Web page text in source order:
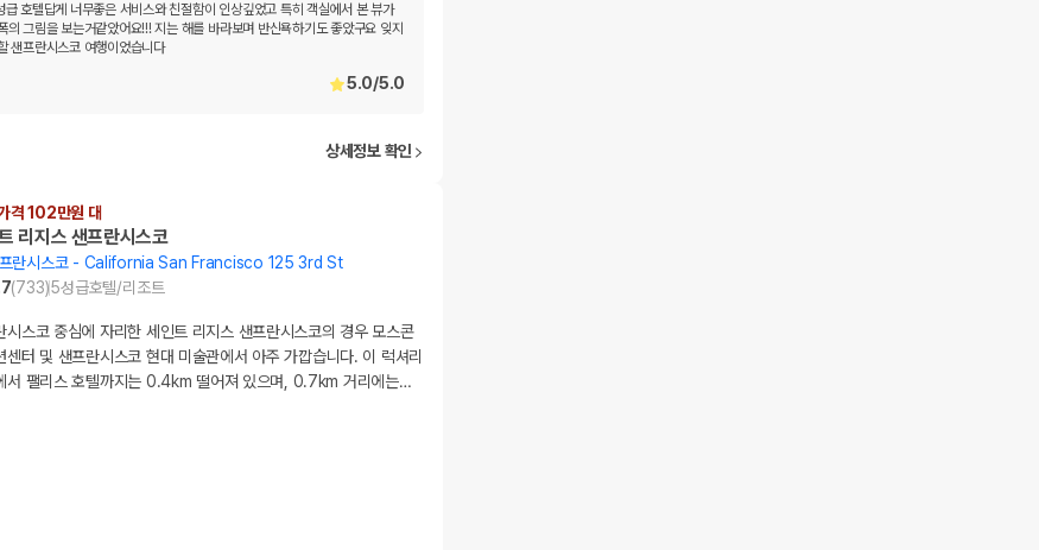
급 호텔답게 너무좋은 서비스와 친절함이 인상깊었고 특히 객실에서 본 뷰가
의 그림을 보는거같았어요!!! 지는 해를 바라보며 반신욕하기도 좋았구요 잊지
샌프란시스코 여행이었습니다
5.0/5.0
상세정보 확인
격 102만원 대
리지스 샌프란시스코
란시스코- California San Francisco 125 3rd St
(733)5성급호텔/리조트
시스코 중심에 자리한 세인트 리지스 샌프란시스코의 경우 모스콘
센터 및 샌프란시스코 현대 미술관에서 아주 가깝습니다. 이 럭셔리
서 팰리스 호텔까지는 0.4km 떨어져 있으며, 0.7km 거리에는…